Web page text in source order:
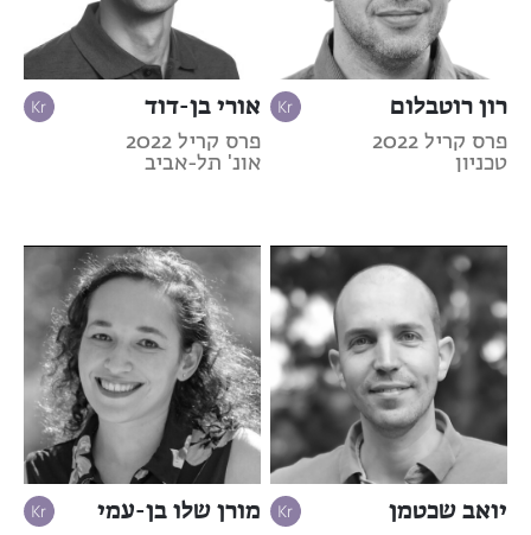
רון רוטבלום
פרס קריל 2022
טכניון
אורי בן-דוד
פרס קריל 2022
אונ' תל-אביב
יואב שכטמן מורן שלו בן-עמי